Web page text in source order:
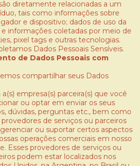
diretamente relacionadas a um
tais como informações sobre
e dispositivo; dados de uso da
e informações coletadas por meio de
pixel tags e outras tecnologias.
Dados Pessoais Sensíveis.
de Dados Pessoais com
compartilhar seus Dados
a(s) empresa(s) parceira(s) que você
ou optar em enviar os seus
dúvidas, perguntas etc., bem como
de serviços ou parceiros
ou suportar certos aspectos
operações comerciais em nosso
Esses provedores de serviços ou
podem estar localizados nos